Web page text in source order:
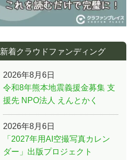
新着クラウドファンディング
2026年8月6日
令和8年熊本地震義援金募集 支
援先 NPO法人 えんとかく
2026年8月6日
「2027年用AI空撮写真カレン
ダー」出版プロジェクト